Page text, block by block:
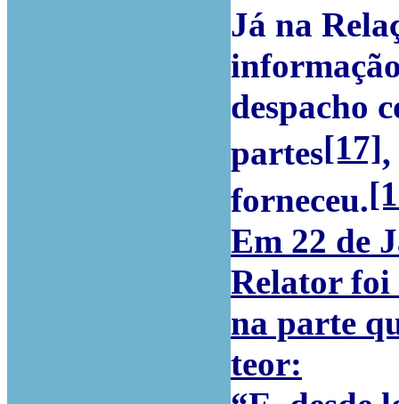
Já na
despacho
partes[17]
forneceu.
Em 22 de
Relator foi
na parte
teor: